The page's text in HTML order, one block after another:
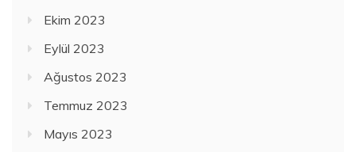
Ekim 2023
Eylül 2023
Ağustos 2023
Temmuz 2023
Mayıs 2023